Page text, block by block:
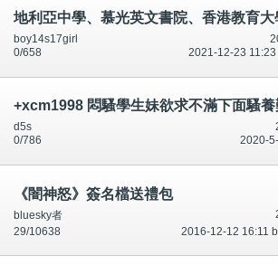
boy14s17girl
2021-12-23
0/658
d5s
2020-
0/786
《闇神怒》簽名檔送禮包
bluesky者
2016-12-12 16:11
29/10638